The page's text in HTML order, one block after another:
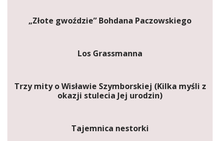
„Złote gwoździe” Bohdana Paczowskiego
Los Grassmanna
Trzy mity o Wisławie Szymborskiej (Kilka myśli z
okazji stulecia Jej urodzin)
Tajemnica nestorki